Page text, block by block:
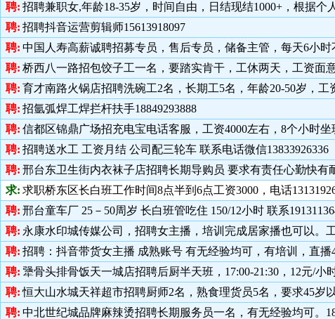
聘: 招聘兼职女,年龄18-35岁，时间自由，日结现结1000+，根据个
聘: 招聘抖音运营剪辑师15613918097
聘: 中国人寿高薪诚聘招募专员，售后专员，储备主管，每天6小时
聘: 桥西八一路招包饺子工一名，要踏实肯干，工休两天，工资面意
聘: 育才南路火锅店招聘洗碗工2名，长期工5名，年龄20-50岁，工
聘: 招氩弧焊工焊拦杆扶手18849293888
聘: 信都区锦鼎广场招充电宝电话客服，工资4000左右，8个小时坐
聘: 招聘送水工 工资月结 公司配三轮车 联系电话微信13833926336
聘: 邢台东卫生街内衣袜子店招聘长期导购员 要求有责任心勤快有
求: 求职桥东区长白班工作时间8点半到6点工资3000，电话
聘: 邢台童车厂 25－50周岁 长白班管吃住 150/12小时 联系
聘: 永康水印城传媒公司，招聘女主播，培训完成居家播也可以。
聘: 招聘：抖音带货女主播 成熟账号 有无经验均可，有培训，直
聘: 犟骨头排骨饭天一城店招聘后厨半天班，17:00-21:30，12元/小
聘: 恒大山水城天祥超市招聘厨师2名，熟食理货员5名，要求45岁
聘: 中北世纪城品牌麻辣烫招聘长期服务员一名，有无经验均可。